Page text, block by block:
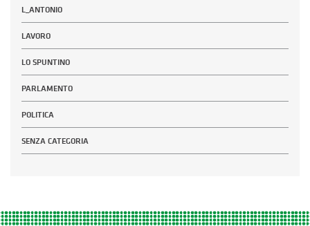
L_ANTONIO
LAVORO
LO SPUNTINO
PARLAMENTO
POLITICA
SENZA CATEGORIA